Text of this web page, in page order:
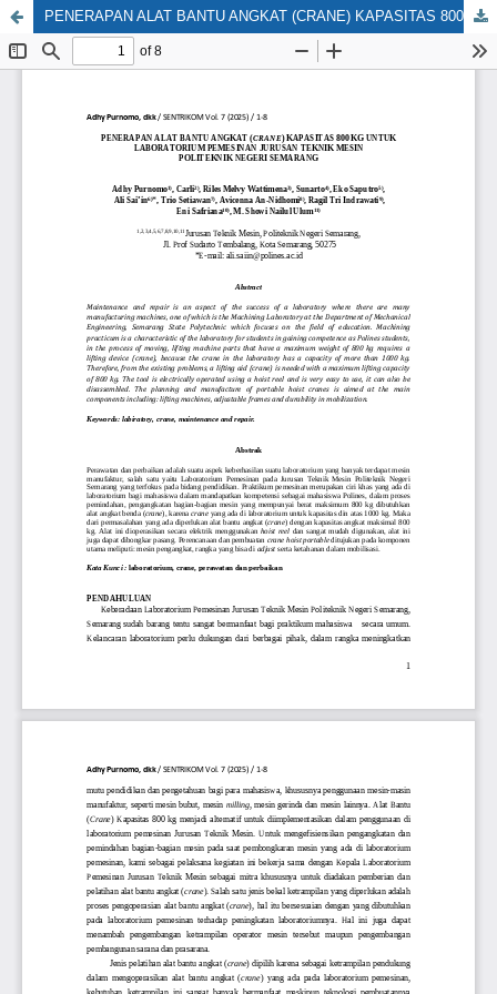
PENERAPAN ALAT BANTU ANGKAT (CRANE) KAPASITAS 800 KG UNTUK LABORATORIUM PEMESINAN JURUSAN TEKNIK MESIN POLITEKNIK NEGERI SEMARANG